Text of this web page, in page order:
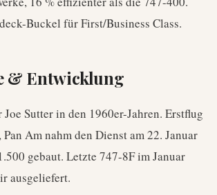
Buckel für First/Business Class.
& Entwicklung
Sutter in den 1960er-Jahren. Erstflug
Am nahm den Dienst am 22. Januar
gebaut. Letzte 747-8F im Januar
ausgeliefert.